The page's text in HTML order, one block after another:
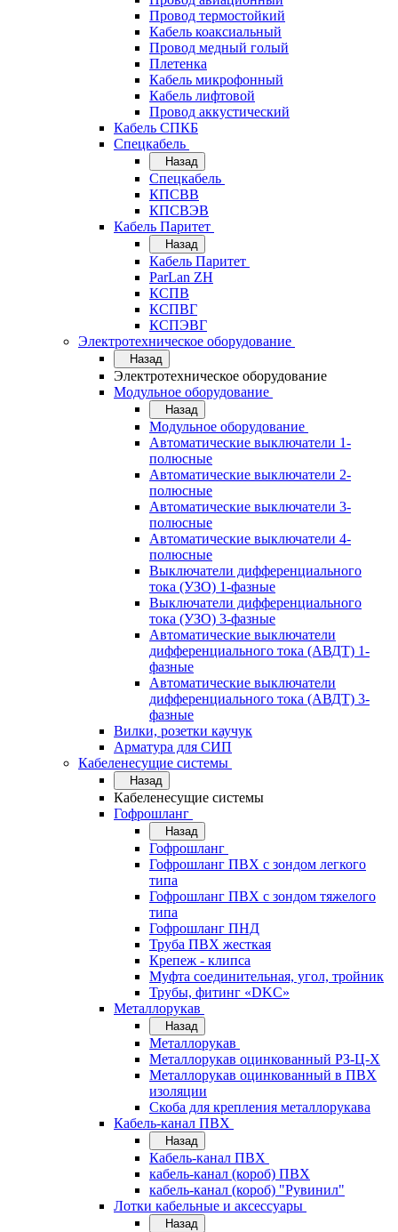
Провод термостойкий
Кабель коаксиальный
Провод медный голый
Плетенка
Кабель микрофонный
Кабель лифтовой
Провод аккустический
Кабель СПКБ
Спецкабель
Назад
Спецкабель
КПСВВ
КПСВЭВ
Кабель Паритет
Назад
Кабель Паритет
ParLan ZH
КСПВ
КСПВГ
КСПЭВГ
Электротехническое оборудование
Назад
Электротехническое оборудование
Модульное оборудование
Назад
Модульное оборудование
Автоматические выключатели 1-
полюсные
Автоматические выключатели 2-
полюсные
Автоматические выключатели 3-
полюсные
Автоматические выключатели 4-
полюсные
Выключатели дифференциального
тока (УЗО) 1-фазные
Выключатели дифференциального
тока (УЗО) 3-фазные
Автоматические выключатели
дифференциального тока (АВДТ) 1-
фазные
Автоматические выключатели
дифференциального тока (АВДТ) 3-
фазные
Вилки, розетки каучук
Арматура для СИП
Кабеленесущие системы
Назад
Кабеленесущие системы
Гофрошланг
Назад
Гофрошланг
Гофрошланг ПВХ с зондом легкого
типа
Гофрошланг ПВХ с зондом тяжелого
типа
Гофрошланг ПНД
Труба ПВХ жесткая
Крепеж - клипса
Муфта соединительная, угол, тройник
Трубы, фитинг «DKC»
Металлорукав
Назад
Металлорукав
Металлорукав оцинкованный РЗ-Ц-Х
Металлорукав оцинкованный в ПВХ
изоляции
Скоба для крепления металлорукава
Кабель-канал ПВХ
Назад
Кабель-канал ПВХ
кабель-канал (короб) ПВХ
кабель-канал (короб) "Рувинил"
Лотки кабельные и аксессуары
Назад